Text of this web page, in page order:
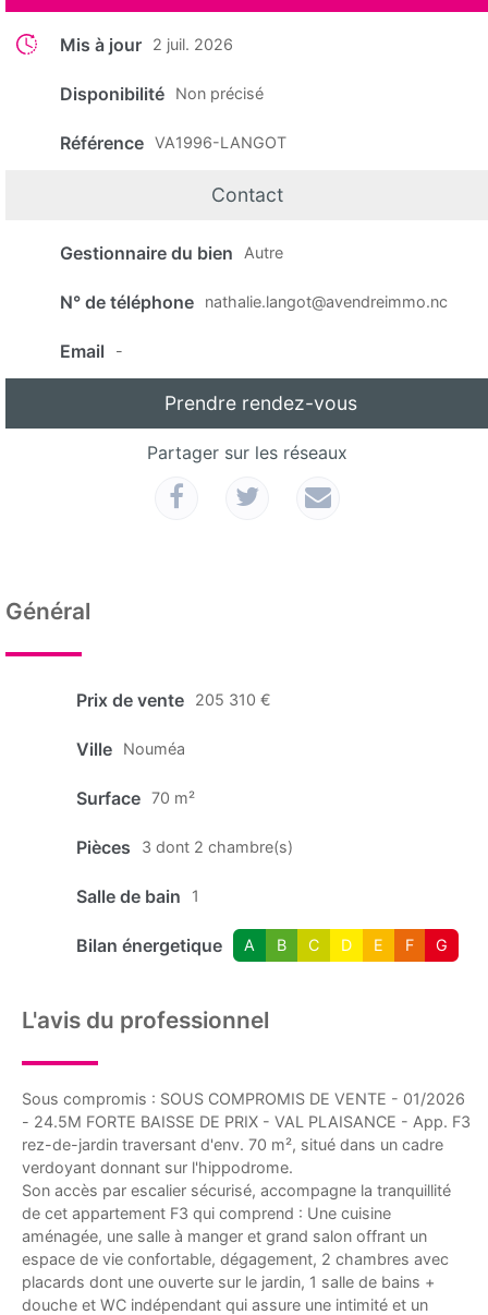
Mis à jour 2 juil. 2026
Disponibilité Non précisé
Référence VA1996-LANGOT
Contact
Gestionnaire du bien Autre
N° de téléphone nathalie.langot@avendreimmo.nc
Email -
Prendre rendez-vous
Partager sur les réseaux
Général
Prix de vente 205 310 €
Ville Nouméa
Surface 70 m²
Pièces 3 dont 2 chambre(s)
Salle de bain 1
Bilan énergetique A B C D E F G
L'avis du professionnel
Sous compromis : SOUS COMPROMIS DE VENTE - 01/2026
- 24.5M FORTE BAISSE DE PRIX - VAL PLAISANCE - App. F3
rez-de-jardin traversant d'env. 70 m², situé dans un cadre
verdoyant donnant sur l'hippodrome.
Son accès par escalier sécurisé, accompagne la tranquillité
de cet appartement F3 qui comprend : Une cuisine
aménagée, une salle à manger et grand salon offrant un
espace de vie confortable, dégagement, 2 chambres avec
placards dont une ouverte sur le jardin, 1 salle de bains +
douche et WC indépendant qui assure une intimité et un